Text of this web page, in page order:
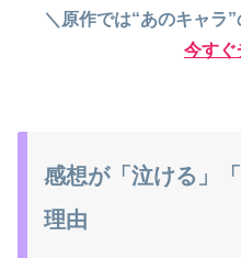
＼原作では“あのキャラ
今すぐ
感想が「泣ける」
理由